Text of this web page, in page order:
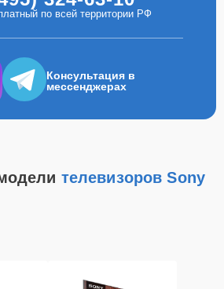
по всей территории РФ
Консультация в
мессенджерах
телевизоров Sony